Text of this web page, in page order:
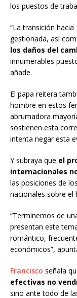
los puestos de
“La transición hacia
gestionada, así
los daños del
innumerables
añade.
El papa reitera
hombre en estos
abrumadora
sostienen esta
intenta negar esta
Y subraya que el
internacionales
las posiciones de
nacionales sobre el
“Terminemos de
presentan este
romántico,
económicos”,
Francisco señala
efectivas no
sino ante todo de